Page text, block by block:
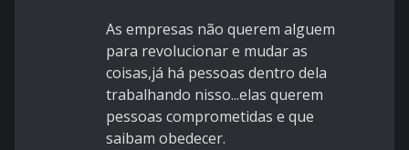
As empresas não querem alguem
para revolucionar e mudar as
coisas,já há pessoas dentro dela
trabalhando nisso...elas querem
pessoas comprometidas e que
saibam obedecer.